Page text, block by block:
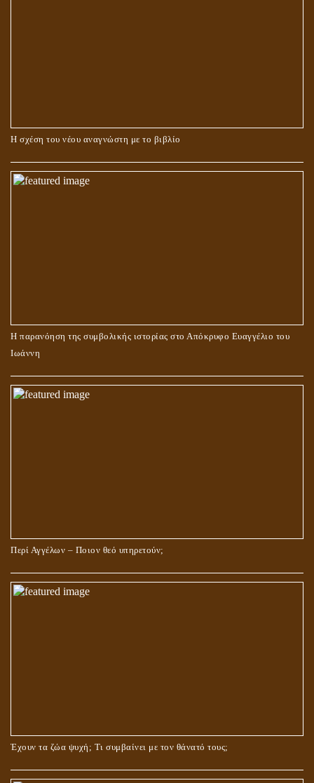
Η σχέση του νέου αναγνώστη με το βιβλίο
Η παρανόηση της συμβολικής ιστορίας στο Απόκρυφο Ευαγγέλιο του
Ιωάννη
Περί Αγγέλων – Ποιον θεό υπηρετούν;
Έχουν τα ζώα ψυχή; Τι συμβαίνει με τον θάνατό τους;